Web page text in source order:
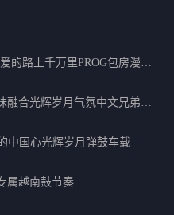
夜店必放电鼓HOUSE外文超嗨联合爱的路上千万里PROG包房漫步上头
经典好歌梦里水乡祝你平安金曲回味融合光辉岁月气氛中文兄弟串烧
中国心光辉岁月弹鼓车载
属越南鼓节奏